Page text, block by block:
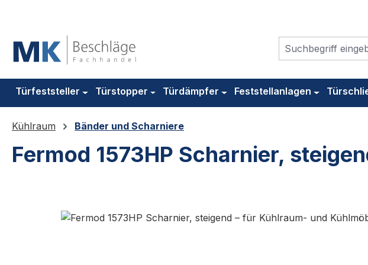
Türfeststeller Türstopper Türdämpfer Feststellanlagen
Kühlraum Bänder und Scharniere
Fermod 1573HP Scharnier,